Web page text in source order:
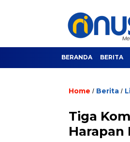
BERANDA BERITA
Home / Berita /
Tiga
Harapan